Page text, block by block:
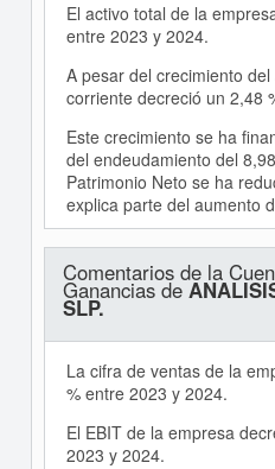
El activo total de la
entre 2023 y 2024.
A pesar del crecimiento
corriente decreció un 2,48
Este crecimiento se ha
del endeudamiento del
Patrimonio Neto se ha
explica parte del aumento
Comentarios de la
Ganancias de
SLP.
La cifra de ventas de la
% entre 2023 y 2024.
El EBIT de la empresa
2023 y 2024.